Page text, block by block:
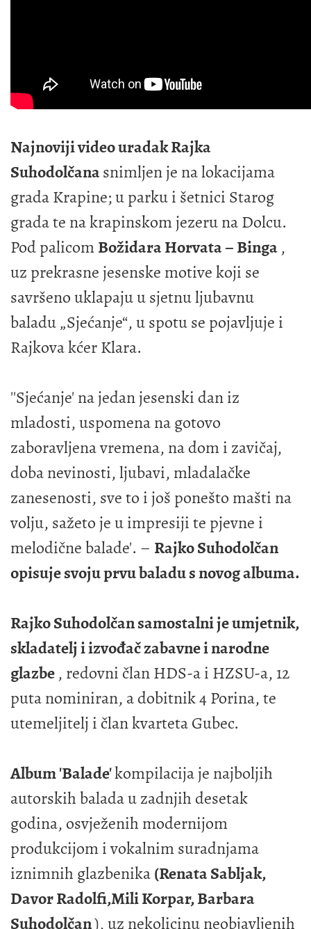
Najnoviji video uradak Rajka
Suhodolčanasnimljen je na lokacijama
grada Krapine; u parku i šetnici Starog
grada te na krapinskom jezeru na Dolcu.
Pod palicom Božidara Horvata – Binga,
uz prekrasne jesenske motive koji se
savršeno uklapaju u sjetnu ljubavnu
baladu „Sjećanje“, u spotu se pojavljuje i
Rajkova kćer Klara.
''Sjećanje' na jedan jesenski dan iz
mladosti, uspomena na gotovo
zaboravljena vremena, na dom i zavičaj,
doba nevinosti, ljubavi, mladalačke
zanesenosti, sve to i još ponešto mašti na
volju, sažeto je u impresiji te pjevne i
melodične balade'. – Rajko Suhodolčan
opisuje svoju prvu baladu s novog albuma.
Rajko Suhodolčan samostalni je umjetnik,
skladatelj i izvođač zabavne i narodne
glazbe, redovni član HDS-a i HZSU-a, 12
puta nominiran, a dobitnik 4 Porina, te
utemeljitelj i član kvarteta Gubec.
Album 'Balade'kompilacija je najboljih
autorskih balada u zadnjih desetak
godina, osvježenih modernijom
produkcijom i vokalnim suradnjama
iznimnih glazbenika(Renata Sabljak,
Davor Radolfi,Mili Korpar, Barbara
Suhodolčan), uz nekolicinu neobjavljenih